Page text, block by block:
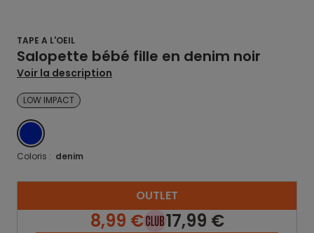
TAPE A L'OEIL
Salopette bébé fille en denim noir
Voir la description
LOW IMPACT
DENIM
Coloris : denim
OUTLET
8,99 € 17,99 €